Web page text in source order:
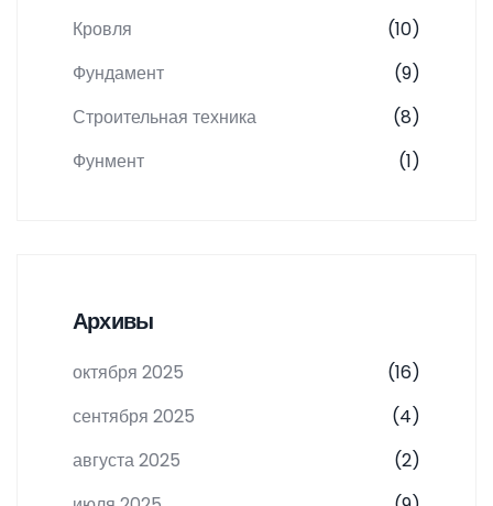
Кровля
(10)
Фундамент
(9)
Строительная техника
(8)
Фунмент
(1)
Архивы
октября 2025
(16)
сентября 2025
(4)
августа 2025
(2)